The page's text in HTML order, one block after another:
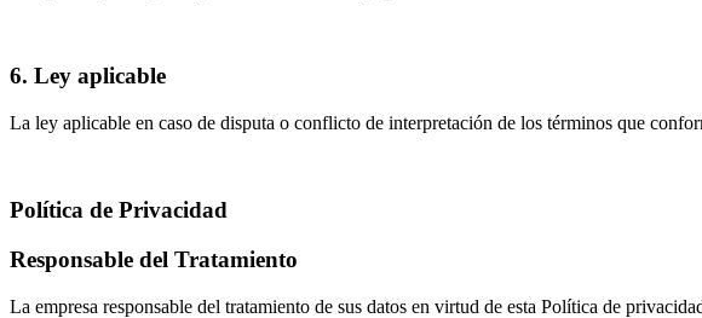
6. Ley aplicable
La ley aplicable en caso de disputa o conflicto de interpretación de los términos que
Política de Privacidad
Responsable del Tratamiento
La empresa responsable del tratamiento de sus datos en virtud de esta Política de